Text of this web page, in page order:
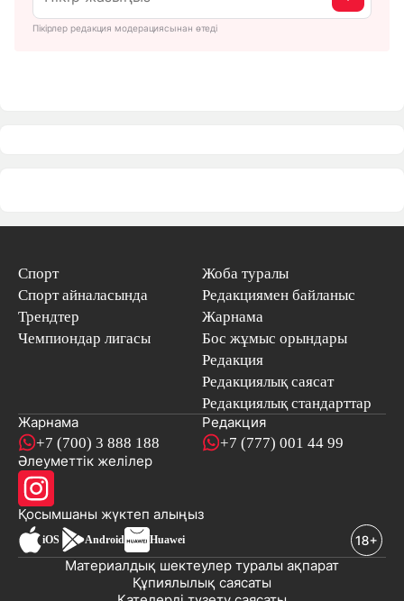
Пікірлер редакция модерациясынан өтеді
Спорт
Спорт айналасында
Трендтер
Чемпиондар лигасы
Жоба туралы
Редакциямен байланыс
Жарнама
Бос жұмыс орындары
Редакция
Редакциялық саясат
Редакциялық стандарттар
Жарнама
+7 (700) 3 888 188
Редакция
+7 (777) 001 44 99
Әлеуметтік желілер
Қосымшаны жүктеп алыңыз
iOS Android Huawei
Құпиялылық саясаты
Материалдық шектеулер туралы ақпарат